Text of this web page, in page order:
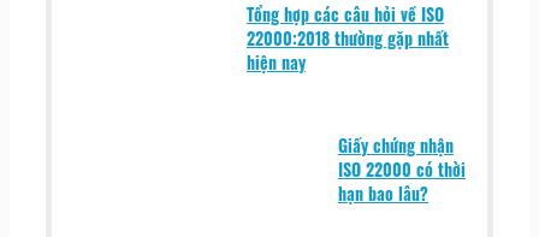
Tổng hợp các câu hỏi về ISO
22000:2018 thường gặp nhất
hiện nay
Giấy chứng nhận
ISO 22000 có thời
hạn bao lâu?